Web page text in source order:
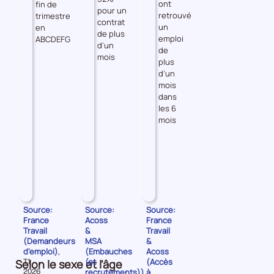
fin de
trimestre
en
ABCDEFG
Source:
France
Travail
(Demandeurs
d'emploi),
Données
pour
T1
2026
pour un
contrat
de plus
d'un
mois
Source:
Acoss
&
MSA
(Embauches
(et
ont
retrouvé
un
emploi
de
plus
d’un
mois
dans
les 6
mois
Source:
France
Travail
&
Acoss
(Accès
Selon le sexe et l'âge